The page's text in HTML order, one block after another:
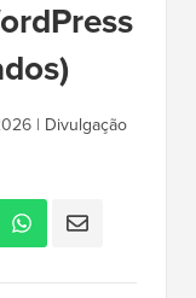
| Divulgação